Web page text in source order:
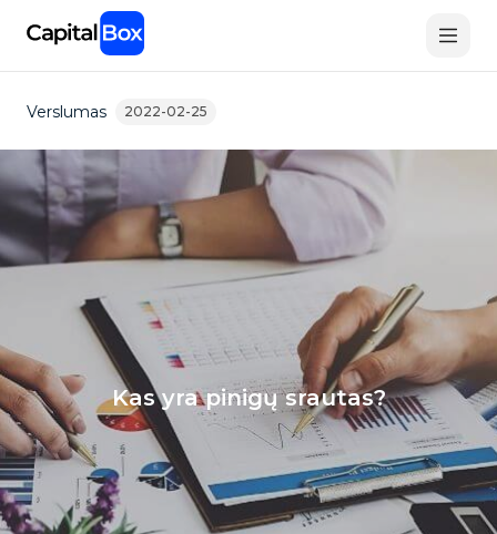
content
Verslumas 2022-02-25
Kas yra pinigų srautas?